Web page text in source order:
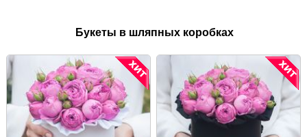
Букеты в шляпных коробках